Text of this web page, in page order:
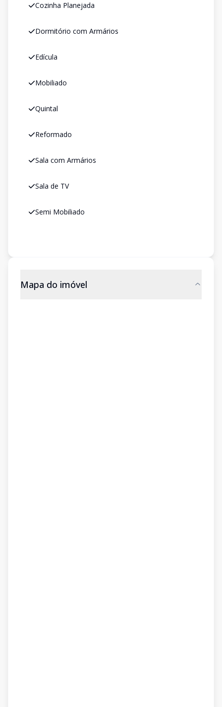
Cozinha Planejada
Dormitório com Armários
Edícula
Mobiliado
Quintal
Reformado
Sala com Armários
Sala de TV
Semi Mobiliado
Mapa do imóvel